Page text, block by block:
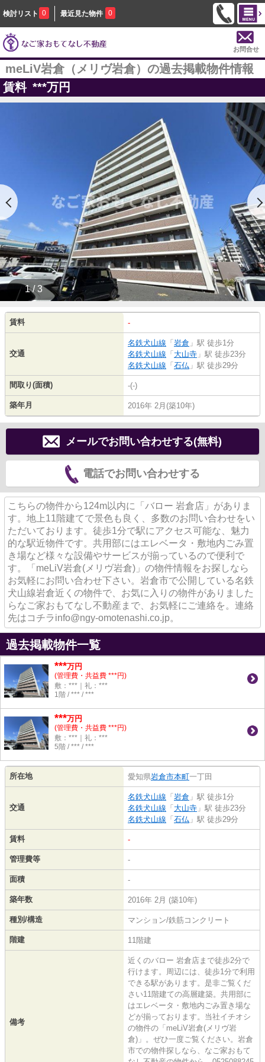
検討リスト 0 最近見た物件 0
お問合せ
meLiV岩倉（メリヴ岩倉）の過去掲載物件情報
賃料 ***万円
1 / 3
賃料 -
交通
名鉄犬山線 「 岩倉 」駅 徒歩1分
名鉄犬山線 「 大山寺 」駅 徒歩23分
名鉄犬山線 「 石仏 」駅 徒歩29分
間取り(面積) -(-)
築年月 2016年 2月(築10年)
メールでお問い合わせする(無料)
電話でお問い合わせする
こちらの物件から124m以内に「バロー 岩倉店」がありま
す。地上11階建てで景色も良く、多数のお問い合わせをい
ただいております。徒歩1分で駅にアクセス可能な、魅力
的な駅近物件です。共用部にはエレベータ・敷地内ごみ置
き場など様々な設備やサービスが揃っているので便利で
す。「meLiV岩倉(メリヴ岩倉)」の物件情報をお探しなら
お気軽にお問い合わせ下さい。岩倉市で公開している名鉄
犬山線岩倉近くの物件で、お気に入りの物件がありました
らなご家おもてなし不動産まで、お気軽にご連絡を。連絡
先はコチラinfo@ngy-omotenashi.co.jp。
過去掲載物件一覧
***万円
(管理費・共益費 ***円)
敷：***｜礼：***
1階 / *** / ***
***万円
(管理費・共益費 ***円)
敷：***｜礼：***
5階 / *** / ***
所在地 愛知県岩倉市本町一丁田
交通
名鉄犬山線 「 岩倉 」駅 徒歩1分
名鉄犬山線 「 大山寺 」駅 徒歩23分
名鉄犬山線 「 石仏 」駅 徒歩29分
賃料 -
管理費等 -
面積 -
築年数 2016年 2月 (築10年)
種別/構造 マンション/鉄筋コンクリート
階建 11階建
備考
近くのバロー 岩倉店まで徒歩2分で
行けます。周辺には、徒歩1分で利用
できる駅があります。是非ご覧くだ
さい11階建ての高層建築。共用部に
はエレベータ・敷地内ごみ置き場な
どが揃っております。当社イチオシ
の物件の「meLiV岩倉(メリヴ岩
倉)」。ぜひ一度ご覧ください。岩倉
市での物件探しなら、なご家おもて